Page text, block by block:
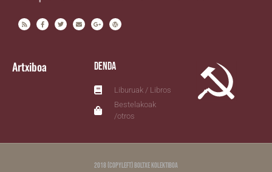
Artxiboa Denda
Liburuak / Libros
Bestelakoak
/otros
2018 (copyleft) Boltxe Kolektiboa